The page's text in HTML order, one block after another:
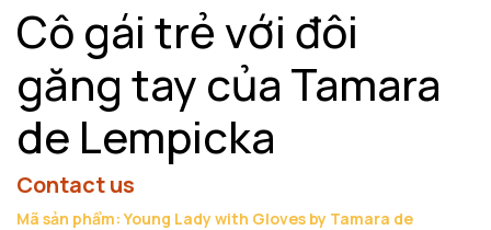
Cô gái trẻ với đôi
găng tay của Tamara
de Lempicka
Contact us
Mã sản phẩm: Young Lady with Gloves by Tamara de